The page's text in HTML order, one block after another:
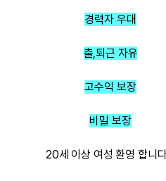
경력자 우대
출,퇴근 자유
고수익 보장
비밀 보장
20세 이상 여성 환영 합니